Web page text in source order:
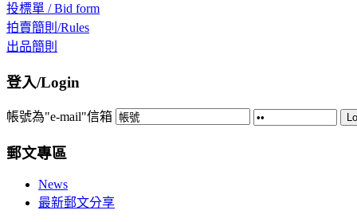
投標單 / Bid form
拍賣簡則/Rules
出品簡則
登入/Login
帳號為"e-mail"信箱
郵文專區
News
最新郵文分享